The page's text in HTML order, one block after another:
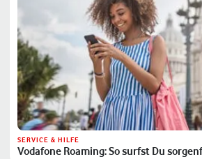
SERVICE & HILFE
Vodafone Roaming: So surfst Du